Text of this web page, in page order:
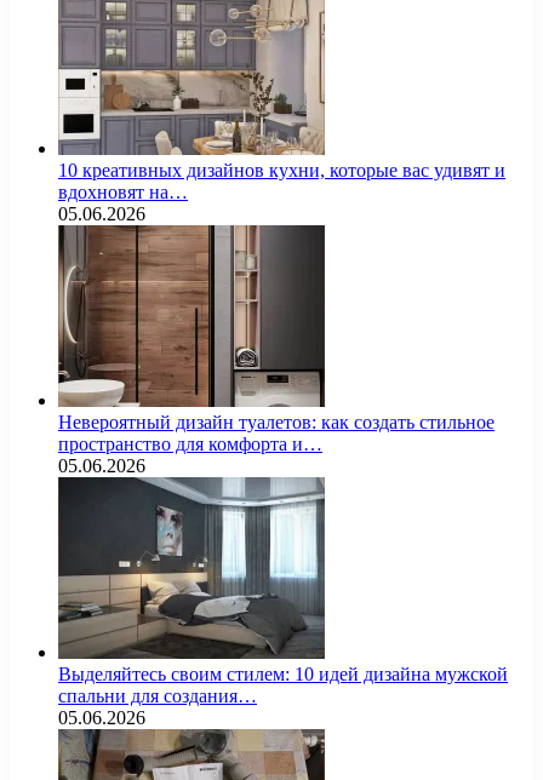
10 креативных дизайнов кухни, которые вас удивят и
вдохновят на…
05.06.2026
Невероятный дизайн туалетов: как создать стильное
пространство для комфорта и…
05.06.2026
Выделяйтесь своим стилем: 10 идей дизайна мужской
спальни для создания…
05.06.2026